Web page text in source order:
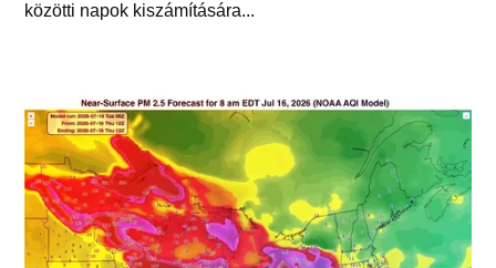
közötti napok kiszámítására...